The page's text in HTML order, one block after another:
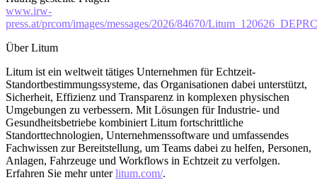
www.irw-
press.at/prcom/images/messages/2026/84670/
Über Litum
Litum ist ein weltweit tätiges Unternehmen für Echtzeit-
Standortbestimmungssysteme, das Organisationen dabei unterstützt,
Sicherheit, Effizienz und Transparenz in komplexen physischen
Umgebungen zu verbessern. Mit Lösungen für Industrie- und
Gesundheitsbetriebe kombiniert Litum fortschrittliche
Standorttechnologien, Unternehmenssoftware und umfassendes
Fachwissen zur Bereitstellung, um Teams dabei zu helfen, Personen,
Anlagen, Fahrzeuge und Workflows in Echtzeit zu verfolgen.
Erfahren Sie mehr unterlitum.com/.